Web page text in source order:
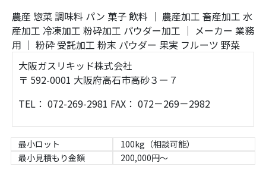
農産 惣菜調味料 パン 菓子飲料 ｜ 農産加工 畜産加工 水
産加工 冷凍加工 粉砕加工 パウダー加工 ｜ メーカー 業務
用 ｜ 粉砕 受託加工 粉末 パウダー 果実 フルーツ 野菜
大阪ガスリキッド株式会社
〒 592-0001 大阪府高石市高砂３ー７
TEL： 072-269-2981 FAX： 072－269－2982
最小ロット
100kg（相談可能）
最小見積もり金額
200,000円～